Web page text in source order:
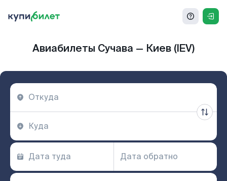
Авиабилеты Сучава — Киев (IEV)